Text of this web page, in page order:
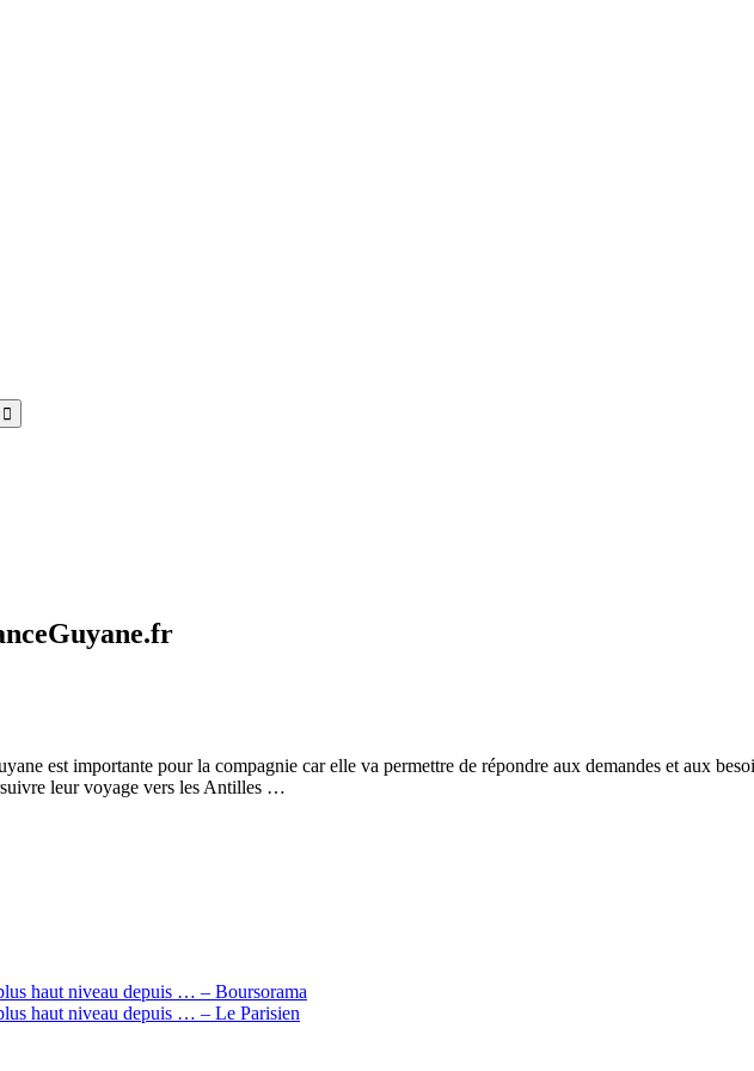
est importante pour la compagnie car elle va permettre de répondre aux demandes et aux
leur voyage vers les Antilles …
haut niveau depuis … – Boursorama
haut niveau depuis … – Le Parisien